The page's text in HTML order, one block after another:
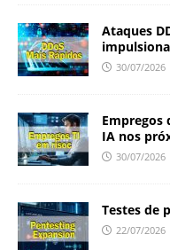
Ataques
30/07/2026
Empregos
IA nos
30/07/2026
Testes de
22/07/2026